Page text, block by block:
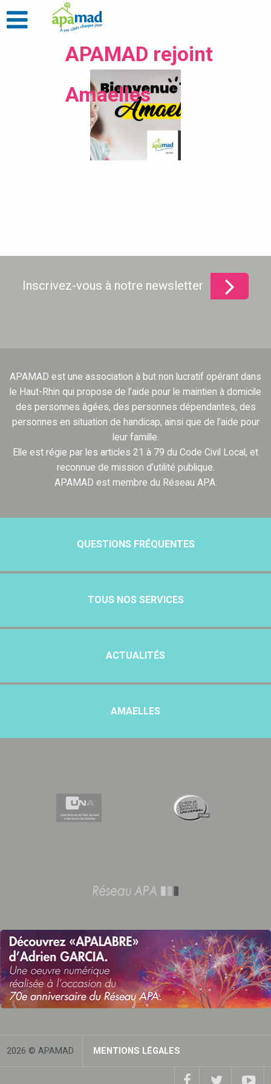
APAMAD rejoint
Amaelles
Inscrivez-vous à notre newsletter
APAMAD est une association à but non lucratif opérant dans
le Haut-Rhin qui propose de l’aide pour le maintien à domicile
des personnes âgées, des personnes dépendantes, des
personnes en situation de handicap, ainsi que de l’aide pour
leur famille.
Elle est régie par les articles 21 à 79 du Code Civil Local, et
reconnue de mission d’utilité publique.
APAMAD est membre du Réseau APA.
QUESTIONS FRÉQUENTES
TOUS NOS SERVICES
ACTUALITÉS
AMAELLES
2026 © APAMAD MENTIONS LÉGALES